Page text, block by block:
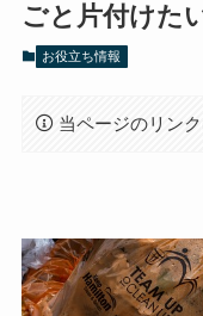
ごと片付けた
お役立ち情報
当ページのリン